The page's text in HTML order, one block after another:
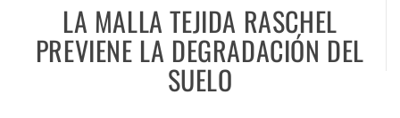
LA MALLA TEJIDA RASCHEL
PREVIENE LA DEGRADACIÓN DEL
SUELO